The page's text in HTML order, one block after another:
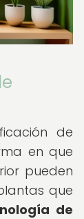
de
en que
pueden
que
de